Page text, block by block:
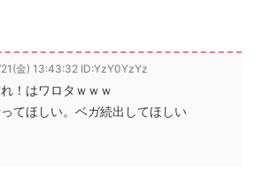
金) 13:43:32 ID:YzY0YzYz
！はワロタｗｗｗ
てほしい。ベガ続出してほしい